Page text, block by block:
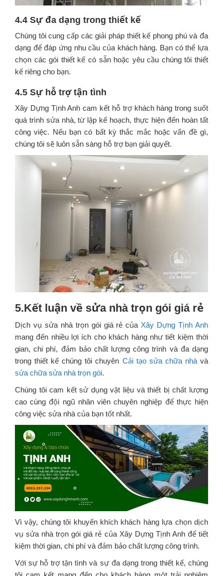
4.4 Sự đa dạng trong thiết kế
Chúng tôi cung cấp các giải pháp thiết kế phong phú và đa
dạng để đáp ứng nhu cầu của khách hàng. Bạn có thể lựa
chọn các gói thiết kế có sẵn hoặc yêu cầu chúng tôi thiết
kế riêng cho bạn.
4.5 Sự hỗ trợ tận tình
Xây Dựng Tịnh Anh cam kết hỗ trợ khách hàng trong suốt
quá trình sửa nhà, từ lập kế hoạch, thực hiện đến hoàn tất
công việc. Nếu bạn có bất kỳ thắc mắc hoặc vấn đề gì,
chúng tôi sẽ luôn sẵn sàng hỗ trợ bạn giải quyết.
5.Kết luận về sửa nhà trọn gói giá rẻ
Dịch vụ sửa nhà trọn gói giá rẻ của Xây Dựng Tịnh Anh
mang đến nhiều lợi ích cho khách hàng như tiết kiệm thời
gian, chi phí, đảm bảo chất lượng công trình và đa dạng
trong thiết kế chúng tôi chuyên Cải tạo sửa chữa nhàvà
sửa chữa sửa nhà trọn gói.
Chúng tôi cam kết sử dụng vật liệu và thiết bị chất lượng
cao cùng đội ngũ nhân viên chuyên nghiệp để thực hiện
công việc sửa nhà của bạn tốt nhất.
Vì vậy, chúng tôi khuyến khích khách hàng lựa chọn dịch
vụ sửa nhà trọn gói giá rẻ của Xây Dựng Tịnh Anh để tiết
kiệm thời gian, chi phí và đảm bảo chất lượng công trình.
Với sự hỗ trợ tận tình và sự đa dạng trong thiết kế, chúng